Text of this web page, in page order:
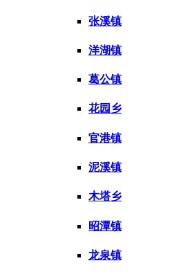
张溪镇
洋湖镇
葛公镇
花园乡
官港镇
泥溪镇
木塔乡
昭潭镇
龙泉镇